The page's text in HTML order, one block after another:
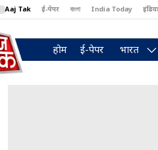
Aaj Tak ई-पेपर বাংলা India Today
होम ई-पेपर भारत